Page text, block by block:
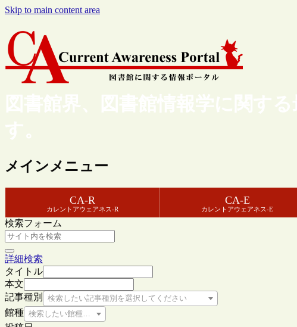
Skip to main content area
図書館界、図書館情報学に関す
す。
メインメニュー
CA-R
カレントアウェアネス-R
CA-E
カレントアウェアネス-E
検索フォーム
詳細検索
タイトル
本文
記事種別
検索したい記事種別を選択してください
館種 検索したい館種を選択してください